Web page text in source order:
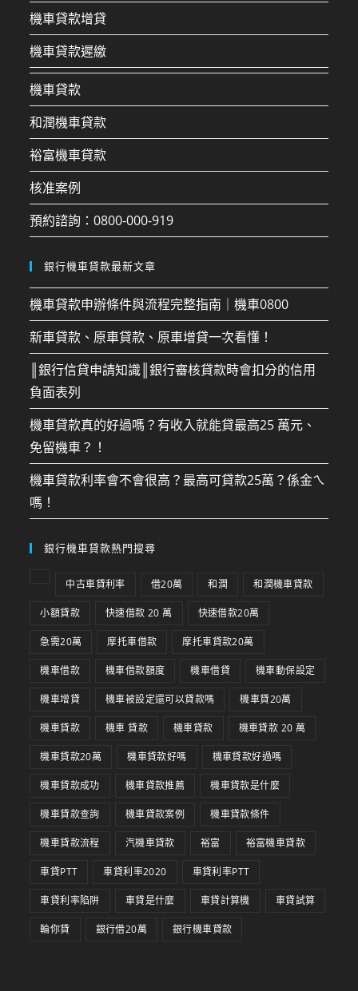
機車貸款增貸
機車貸款遲繳
機車貸款
和潤機車貸款
裕富機車貸款
核准案例
預約諮詢：0800-000-919
銀行機車貸款最新文章
機車貸款申辦條件與流程完整指南｜機車0800
新車貸款、原車貸款、原車增貸一次看懂！
║銀行信貸申請知識║銀行審核貸款時會扣分的信用
負面表列
機車貸款真的好過嗎？有收入就能貸最高25 萬元、
免留機車？！
機車貸款利率會不會很高？最高可貸款25萬？係金ㄟ
嗎！
銀行機車貸款熱門搜尋
中古車貸利率 借20萬 和潤 和潤機車貸款
小額貸款 快速借款 20 萬 快速借款20萬
急需20萬 摩托車借款 摩托車貸款20萬
機車借款 機車借款額度 機車借貸 機車動保設定
機車增貸 機車被設定還可以貸款嗎 機車貸20萬
機車貸款 機車 貸款 機車貸款 機車貸款 20 萬
機車貸款20萬 機車貸款好嗎 機車貸款好過嗎
機車貸款成功 機車貸款推薦 機車貸款是什麼
機車貸款查詢 機車貸款案例 機車貸款條件
機車貸款流程 汽機車貸款 裕富 裕富機車貸款
車貸PTT 車貸利率2020 車貸利率PTT
車貸利率陷阱 車貸是什麼 車貸計算機 車貸試算
輪你貸 銀行借20萬 銀行機車貸款